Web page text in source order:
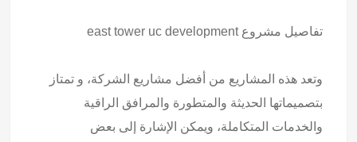
تفاصيل مشروعeast tower uc development
وتعد هذه المشاريع من أفضل مشاريع الشركة، و تمتاز
بتصميماتها الحديثة والمتطورة والمرافق الراقية
والخدمات المتكاملة، ويمكن الإشارة إلى بعض